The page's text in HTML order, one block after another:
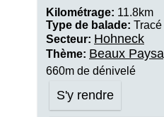
Kilométrage: 11.8km
Type de balade:
Secteur: Hohneck
Thème: Beaux
660m de dénivelé
S'y rendre